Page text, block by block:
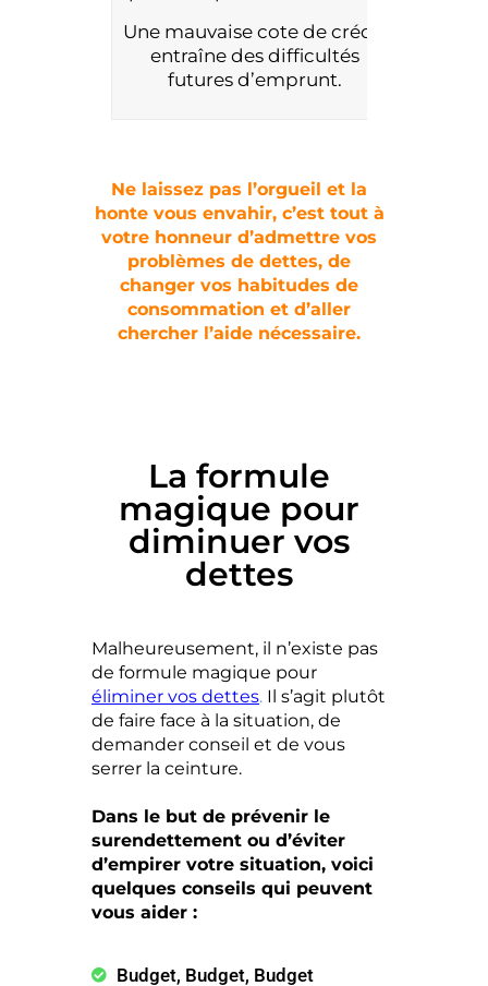
Une mauvaise cote de crédit
entraîne des difficultés
futures d’emprunt.
Ne laissez pas l’orgueil et la
honte vous envahir, c’est tout à
votre honneur d’admettre vos
problèmes de dettes, de
changer vos habitudes de
consommation et d’aller
chercher l’aide nécessaire.
La formule
magique pour
diminuer vos
dettes
Malheureusement, il n’existe pas
de formule magique pour
éliminer vos dettes. Il s’agit plutôt
de faire face à la situation, de
demander conseil et de vous
serrer la ceinture.
Dans le but de prévenir le
surendettement ou d’éviter
d’empirer votre situation, voici
quelques conseils qui peuvent
vous aider :
Budget, Budget, Budget